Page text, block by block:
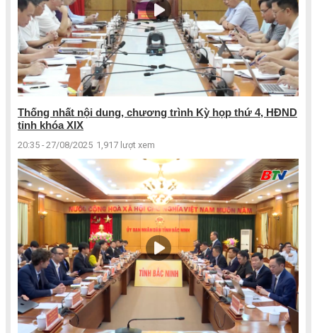
Thống nhất nội dung, chương trình Kỳ họp thứ 4, HĐND
tỉnh khóa XIX
20:35 - 27/08/2025 1,917 lượt xem